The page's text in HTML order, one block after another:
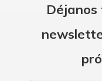
Déjanos